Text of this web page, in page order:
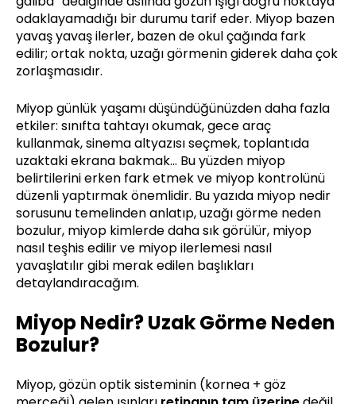
odaklayamadığı bir durumu tarif eder. Miyop bazen
yavaş yavaş ilerler, bazen de okul çağında fark
edilir; ortak nokta, uzağı görmenin giderek daha çok
zorlaşmasıdır.
Miyop günlük yaşamı düşündüğünüzden daha fazla
etkiler: sınıfta tahtayı okumak, gece araç
kullanmak, sinema altyazısı seçmek, toplantıda
uzaktaki ekrana bakmak… Bu yüzden miyop
belirtilerini erken fark etmek ve miyop kontrolünü
düzenli yaptırmak önemlidir. Bu yazıda miyop nedir
sorusunu temelinden anlatıp, uzağı görme neden
bozulur, miyop kimlerde daha sık görülür, miyop
nasıl teşhis edilir ve miyop ilerlemesi nasıl
yavaşlatılır gibi merak edilen başlıkları
detaylandıracağım.
Miyop Nedir? Uzak Görme Neden
Bozulur?
Miyop, gözün optik sisteminin (kornea + göz